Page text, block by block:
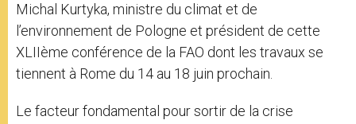
Michal Kurtyka, ministre du climat et de
l’environnement de Pologne et président de cette
XLIIème conférence de la FAO dont les travaux se
tiennent à Rome du 14 au 18 juin prochain.
Le facteur fondamental pour sortir de la crise